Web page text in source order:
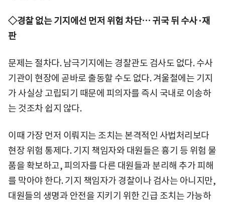
◇경찰 없는 기지에선 먼저 위험 차단… 귀국 뒤 수사·재
판
문제는 절차다. 남극기지에는 경찰관도 검사도 없다. 수사
기관이 현장에 곧바로 출동할 수도 없다. 겨울철에는 기지
가 사실상 고립되기 때문에 피의자를 즉시 국내로 이송하
는 것조차 쉽지 않다.
이때 가장 먼저 이뤄지는 조치는 본격적인 사법처리보다
현장 위험 통제다. 기지 책임자와 대원들은 흉기 등 위험 물
품을 확보하고, 피의자를 다른 대원들과 분리해 추가 피해
를 막아야 한다. 기지 책임자가 경찰이나 검사는 아니지만,
대원들의 생명과 안전을 지키기 위한 긴급 조치는 가능하